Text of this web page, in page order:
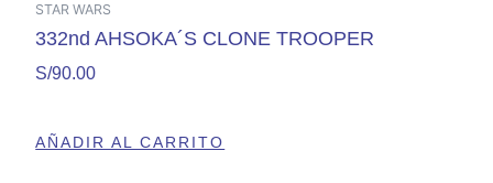
STAR WARS
332nd AHSOKA´S CLONE TROOPER
S/90.00
AÑADIR AL CARRITO